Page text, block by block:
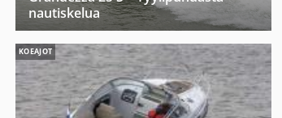
nautiskelua
KOEAJOT